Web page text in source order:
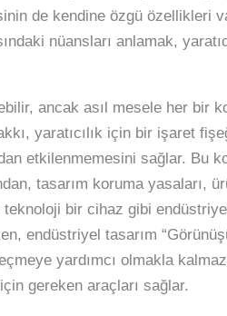
de kendine özgü özellikleri
nüansları anlamak,
ancak asıl mesele her bir
yaratıcılık için bir işaret
etkilenmemesini sağlar. Bu
tasarım koruma yasaları,
bir cihaz gibi
endüstriyel tasarım
yardımcı olmakla
gereken araçları sağlar.